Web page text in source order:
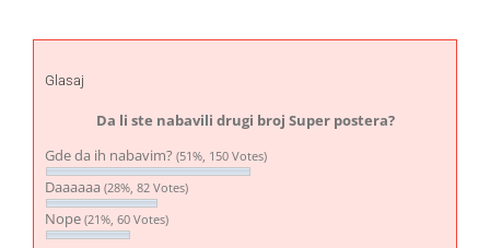
Glasaj
Da li ste nabavili drugi broj Super postera?
Gde da ih nabavim? (51%, 150 Votes)
Daaaaaa (28%, 82 Votes)
Nope (21%, 60 Votes)